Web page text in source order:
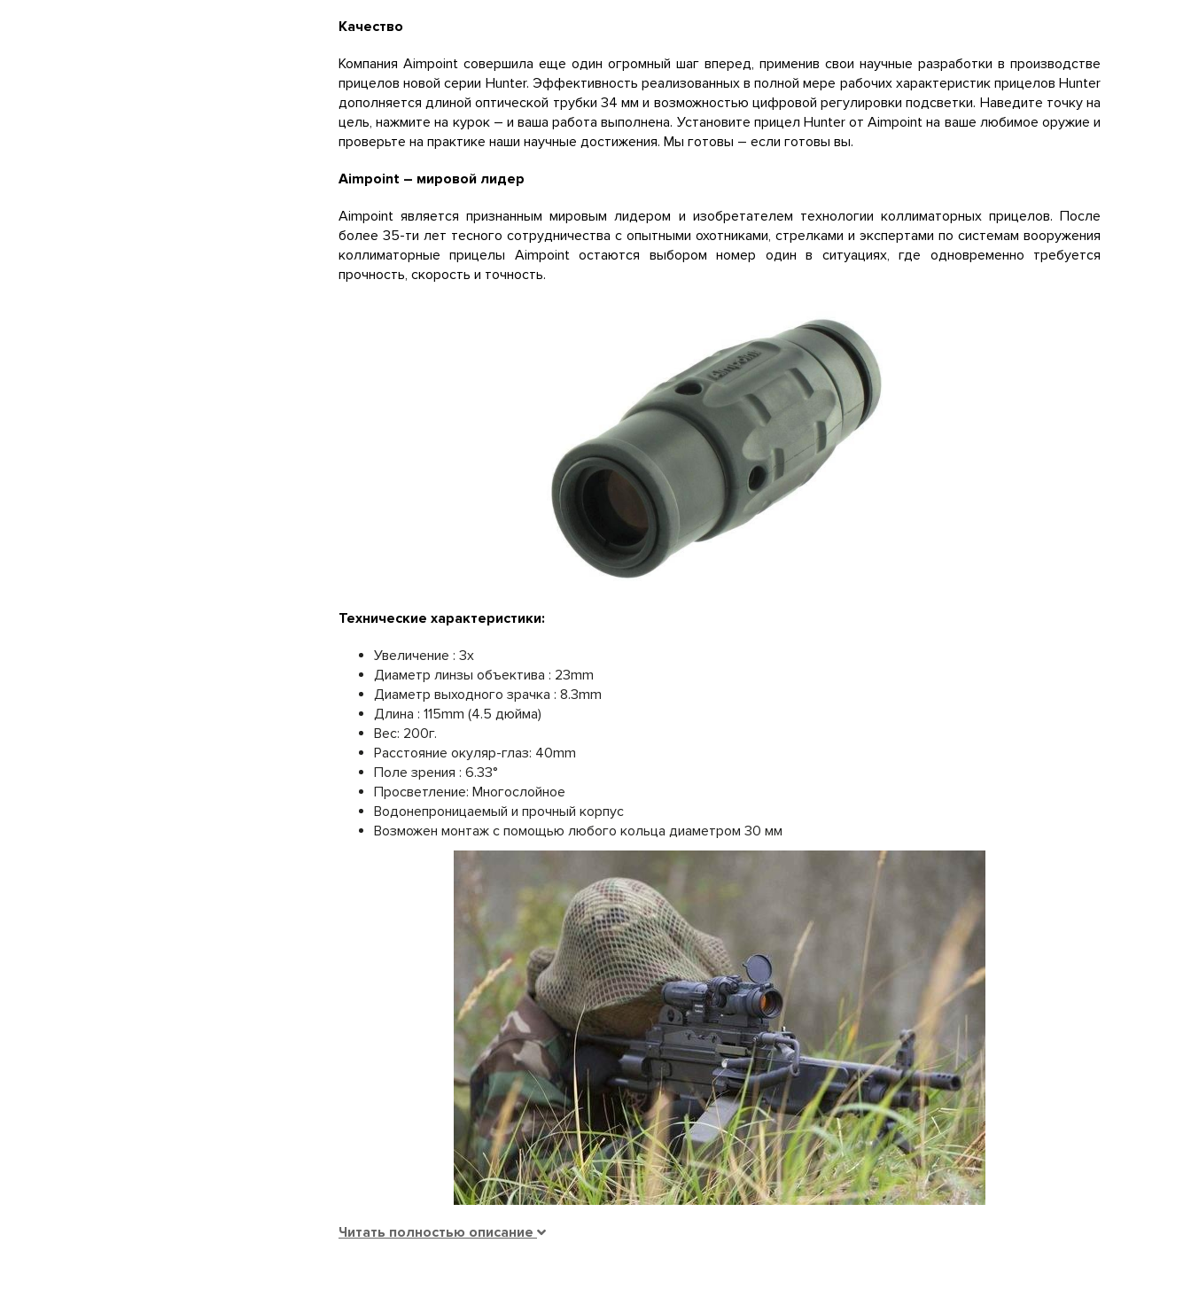
Качество
Компания Aimpoint совершила еще один огромный шаг вперед, применив свои научные разработки в производстве
прицелов новой серии Hunter. Эффективность реализованных в полной мере рабочих характеристик прицелов Hunter
дополняется длиной оптической трубки 34 мм и возможностью цифровой регулировки подсветки. Наведите точку на
цель, нажмите на курок – и ваша работа выполнена. Установите прицел Hunter от Aimpoint на ваше любимое оружие и
проверьте на практике наши научные достижения. Мы готовы – если готовы вы.
Aimpoint – мировой лидер
Aimpoint является признанным мировым лидером и изобретателем технологии коллиматорных прицелов. После
более 35-ти лет тесного сотрудничества с опытными охотниками, стрелками и экспертами по системам вооружения
коллиматорные прицелы Aimpoint остаются выбором номер один в ситуациях, где одновременно требуется
прочность, скорость и точность.
Технические характеристики:
Увеличение : 3x
Диаметр линзы объектива : 23mm
Диаметр выходного зрачка : 8.3mm
Длина : 115mm (4.5 дюйма)
Вес: 200г.
Расстояние окуляр-глаз: 40mm
Поле зрения : 6.33°
Просветление: Многослойное
Водонепроницаемый и прочный корпус
Возможен монтаж с помощью любого кольца диаметром 30 мм
Читать полностью описание